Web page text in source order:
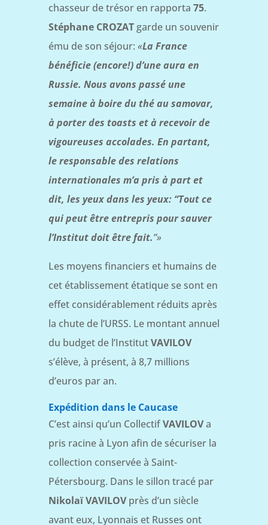
chasseur de trésor en rapporta 75.
Stéphane CROZATgarde un souvenir
ému de son séjour: «La France
bénéficie (encore!) d’une aura en
Russie. Nous avons passé une
semaine à boire du thé au samovar,
à porter des toasts et à recevoir de
vigoureuses accolades. En partant,
le responsable des relations
internationales m’a pris à part et
dit, les yeux dans les yeux: “Tout ce
qui peut être entrepris pour sauver
l’Institut doit être fait.”»
Les moyens financiers et humains de
cet établissement étatique se sont en
effet considérablement réduits après
la chute de l’URSS. Le montant annuel
du budget de l’InstitutVAVILOV
s’élève, à présent, à 8,7 millions
d’euros par an.
Expédition dans le Caucase
C’est ainsi qu’un CollectifVAVILOVa
pris racine à Lyon afin de sécuriser la
collection conservée à Saint-
Pétersbourg. Dans le sillon tracé par
Nikolaï VAVILOVprès d’un siècle
avant eux, Lyonnais et Russes ont